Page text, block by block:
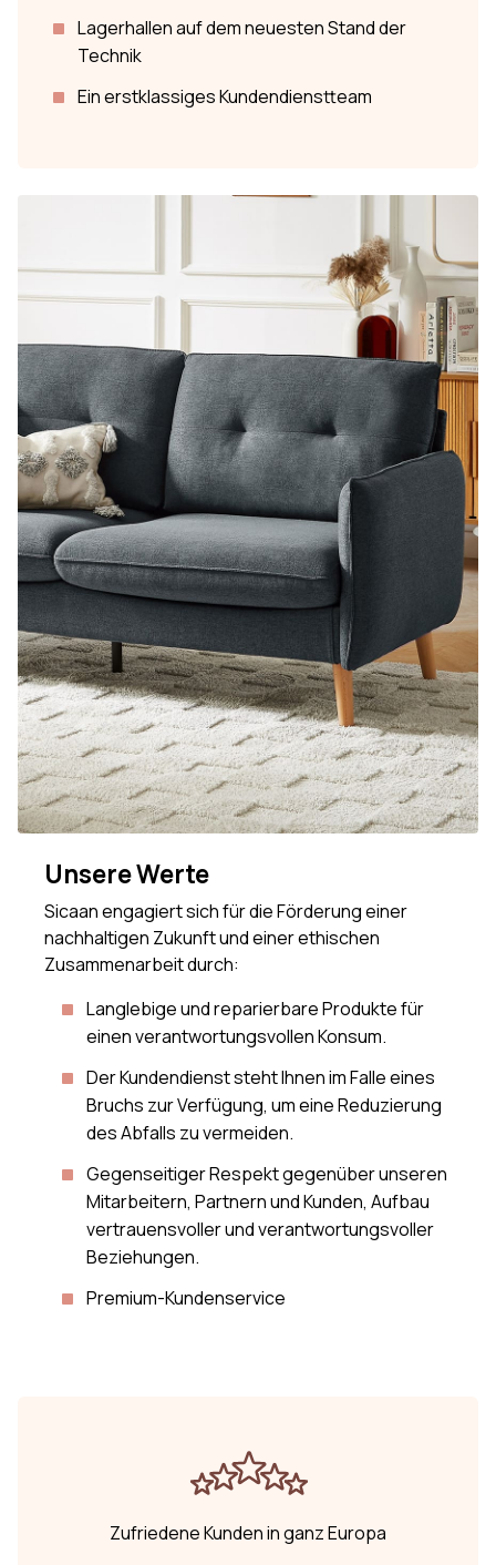
Lagerhallen auf dem neuesten Stand der
Technik
Ein erstklassiges Kundendienstteam
Unsere Werte
Sicaan engagiert sich für die Förderung einer
nachhaltigen Zukunft und einer ethischen
Zusammenarbeit durch:
Langlebige und reparierbare Produkte für
einen verantwortungsvollen Konsum.
Der Kundendienst steht Ihnen im Falle eines
Bruchs zur Verfügung, um eine Reduzierung
des Abfalls zu vermeiden.
Gegenseitiger Respekt gegenüber unseren
Mitarbeitern, Partnern und Kunden, Aufbau
vertrauensvoller und verantwortungsvoller
Beziehungen.
Premium-Kundenservice
Zufriedene Kunden in ganz Europa